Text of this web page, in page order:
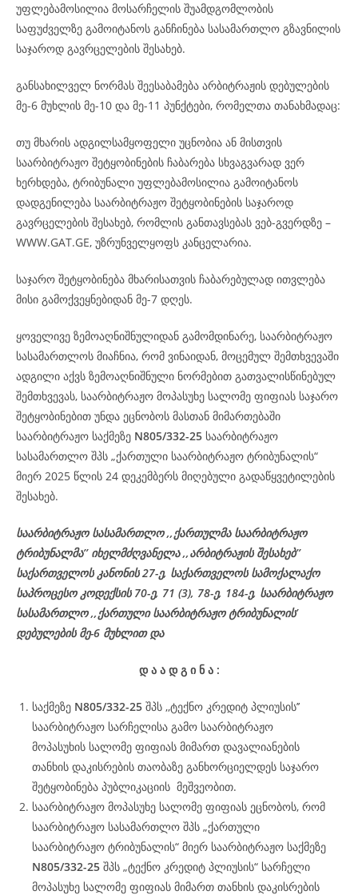
უფლებამოსილია მოსარჩელის შუამდგომლობის
საფუძველზე გამოიტანოს განჩინება სასამართლო გზავნილის
საჯაროდ გავრცელების შესახებ.
განსახილველ ნორმას შეესაბამება არბიტრაჟის დებულების
მე-6 მუხლის მე-10 და მე-11 პუნქტები, რომელთა თანახმადაც:
თუ მხარის ადგილსამყოფელი უცნობია ან მისთვის
საარბიტრაჟო შეტყობინების ჩაბარება სხვაგვარად ვერ
ხერხდება, ტრიბუნალი უფლებამოსილია გამოიტანოს
დადგენილება საარბიტრაჟო შეტყობინების საჯაროდ
გავრცელების შესახებ, რომლის განთავსებას ვებ-გვერდზე –
WWW.GAT.GE, უზრუნველყოფს კანცელარია.
საჯარო შეტყობინება მხარისათვის ჩაბარებულად ითვლება
მისი გამოქვეყნებიდან მე-7 დღეს.
ყოველივე ზემოაღნიშნულიდან გამომდინარე, საარბიტრაჟო
სასამართლოს მიაჩნია, რომ ვინაიდან, მოცემულ შემთხვევაში
ადგილი აქვს ზემოაღნიშნული ნორმებით გათვალისწინებულ
შემთხვევას, საარბიტრაჟო მოპასუხე სალომე ფიფიას საჯარო
შეტყობინებით უნდა ეცნობოს მასთან მიმართებაში
საარბიტრაჟო საქმეზე N805/332-25 საარბიტრაჟო
სასამართლო შპს „ქართული საარბიტრაჟო ტრიბუნალის“
მიერ 2025 წლის 24 დეკემბერს მიღებული გადაწყვეტილების
შესახებ.
საარბიტრაჟო სასამართლო ,,ქართულმა საარბიტრაჟო
ტრიბუნალმა’’ იხელმძღვანელა ,,არბიტრაჟის შესახებ’’
საქართველოს კანონის 27-ე, საქართველოს სამოქალაქო
საპროცესო კოდექსის 70-ე, 71 (3), 78-ე, 184-ე, საარბიტრაჟო
სასამართლო ,,ქართული საარბიტრაჟო ტრიბუნალის’
დებულების მე-6 მუხლით და
დ ა ა დ გ ი ნ ა :
საქმეზე N805/332-25 შპს ,,ტექნო კრედიტ პლიუსის’’
საარბიტრაჟო სარჩელისა გამო საარბიტრაჟო
მოპასუხის სალომე ფიფიას მიმართ დავალიანების
თანხის დაკისრების თაობაზე განხორციელდეს საჯარო
შეტყობინება პუბლიკაციის მეშვეობით.
საარბიტრაჟო მოპასუხე სალომე ფიფიას ეცნობოს, რომ
საარბიტრაჟო სასამართლო შპს „ქართული
საარბიტრაჟო ტრიბუნალის“ მიერ საარბიტრაჟო საქმეზე
N805/332-25 შპს „ტექნო კრედიტ პლიუსის“ სარჩელი
მოპასუხე სალომე ფიფიას მიმართ თანხის დაკისრების